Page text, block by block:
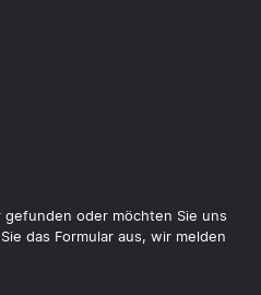
gefunden oder möchten Sie uns
das Formular aus, wir melden